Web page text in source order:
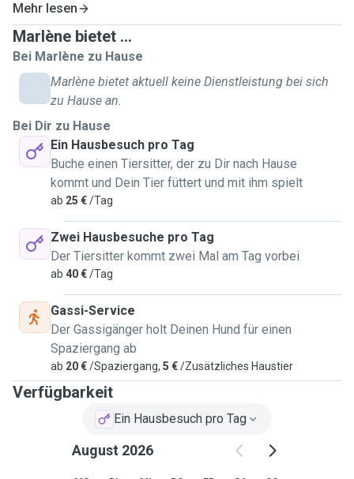
Mehr lesen
Marlène bietet ...
Bei Marlène zu Hause
Marlène bietet aktuell keine Dienstleistung bei sich
zu Hause an.
Bei Dir zu Hause
Ein Hausbesuch pro Tag
Buche einen Tiersitter, der zu Dir nach Hause
kommt und Dein Tier füttert und mit ihm spielt
ab 25 €/Tag
Zwei Hausbesuche pro Tag
Der Tiersitter kommt zwei Mal am Tag vorbei
ab 40 €/Tag
Gassi-Service
Der Gassigänger holt Deinen Hund für einen
Spaziergang ab
ab 20 €/Spaziergang, 5 €/Zusätzliches Haustier
Verfügbarkeit
Ein Hausbesuch pro Tag
August 2026